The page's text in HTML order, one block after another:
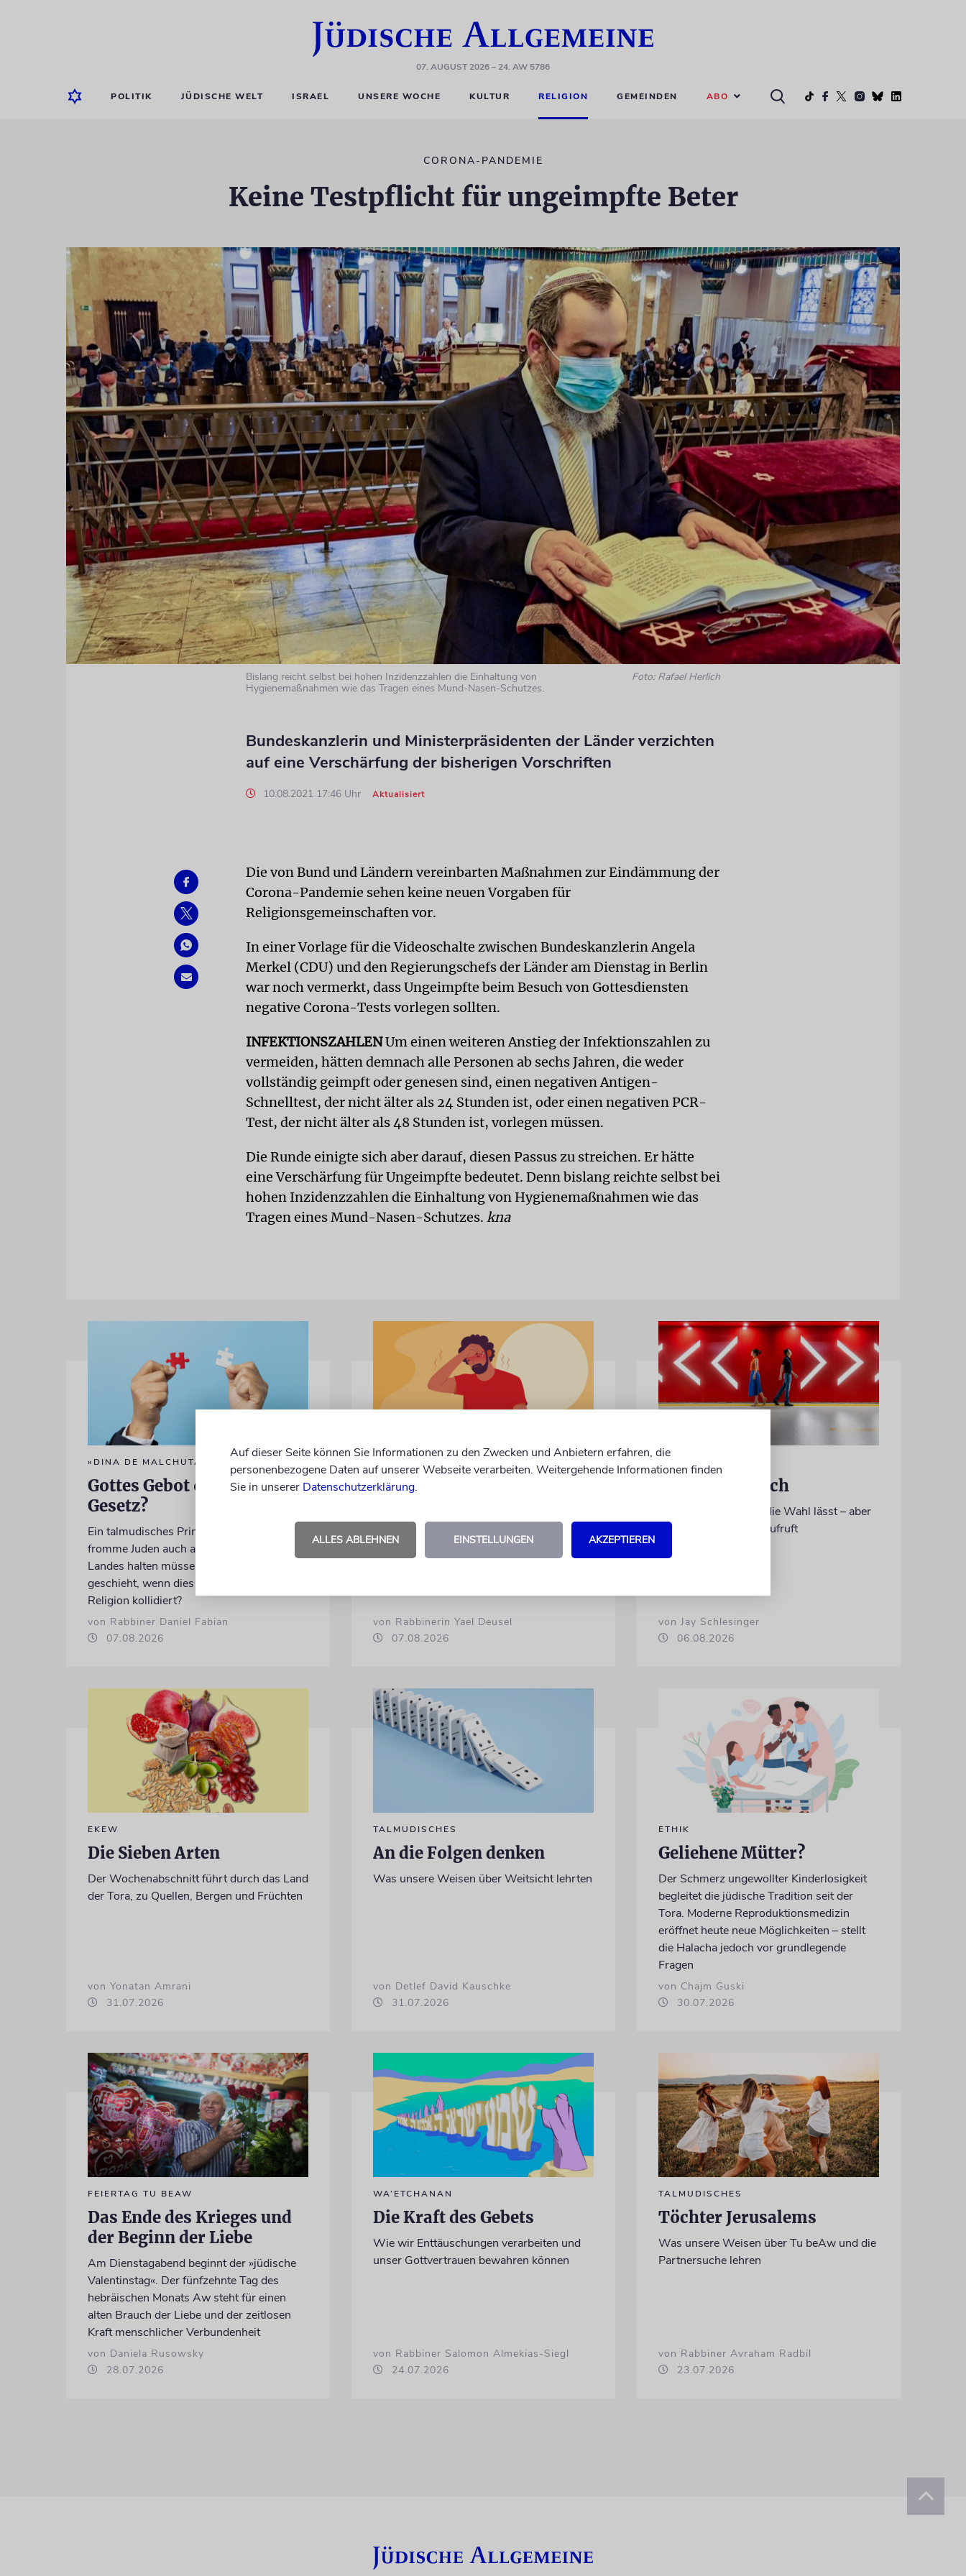
07. AUGUST 2026– 24. AW 5786
POLITIK JÜDISCHE WELT ISRAEL UNSERE WOCHE KULTUR RELIGION GEMEINDEN ABO
CORONA-PANDEMIE
Keine Testpflicht für ungeimpfte Beter
Bislang reicht selbst bei hohen Inzidenzzahlen die Einhaltung von
Hygienemaßnahmen wie das Tragen eines Mund-Nasen-Schutzes.
Foto: Rafael Herlich
Bundeskanzlerin und Ministerpräsidenten der Länder verzichten
auf eine Verschärfung der bisherigen Vorschriften
10.08.2021 17:46 Uhr Aktualisiert
Die von Bund und Ländern vereinbarten Maßnahmen zur Eindämmung der
Corona-Pandemie sehen keine neuen Vorgaben für
Religionsgemeinschaften vor.
In einer Vorlage für die Videoschalte zwischen Bundeskanzlerin Angela
Merkel (CDU) und den Regierungschefs der Länder am Dienstag in Berlin
war noch vermerkt, dass Ungeimpfte beim Besuch von Gottesdiensten
negative Corona-Tests vorlegen sollten.
INFEKTIONSZAHLENUm einen weiteren Anstieg der Infektionszahlen zu
vermeiden, hätten demnach alle Personen ab sechs Jahren, die weder
vollständig geimpft oder genesen sind, einen negativen Antigen-
Schnelltest, der nicht älter als 24 Stunden ist, oder einen negativen PCR-
Test, der nicht älter als 48 Stunden ist, vorlegen müssen.
Die Runde einigte sich aber darauf, diesen Passus zu streichen. Er hätte
eine Verschärfung für Ungeimpfte bedeutet. Denn bislang reichte selbst bei
hohen Inzidenzzahlen die Einhaltung von Hygienemaßnahmen wie das
Tragen eines Mund-Nasen-Schutzes. kna
»DINA DE MALCHUTA DINA«
Gottes Gebot oder Staates
Gesetz?
Ein talmudisches Prinzip besagt, dass sich
fromme Juden auch an das Gesetz ihres
Landes halten müssen. Doch was
geschieht, wenn dies mit den Pflichten der
Religion kollidiert?
von Rabbiner Daniel Fabian
07.08.2026
Durst
lebensspendende Kraft des Wassers lehren
von Rabbinerin Yael Deusel
07.08.2026
Segen und Fluch
Warum die Tora uns die Wahl lässt – aber
dennoch zum Leben aufruft
von Jay Schlesinger
06.08.2026
EKEW
Die Sieben Arten
Der Wochenabschnitt führt durch das Land
der Tora, zu Quellen, Bergen und Früchten
von Yonatan Amrani
31.07.2026
TALMUDISCHES
An die Folgen denken
Was unsere Weisen über Weitsicht lehrten
von Detlef David Kauschke
31.07.2026
ETHIK
Geliehene Mütter?
Der Schmerz ungewollter Kinderlosigkeit
begleitet die jüdische Tradition seit der
Tora. Moderne Reproduktionsmedizin
eröffnet heute neue Möglichkeiten – stellt
die Halacha jedoch vor grundlegende
Fragen
von Chajm Guski
30.07.2026
FEIERTAG TU BEAW
Das Ende des Krieges und
der Beginn der Liebe
Am Dienstagabend beginnt der »jüdische
Valentinstag«. Der fünfzehnte Tag des
hebräischen Monats Aw steht für einen
alten Brauch der Liebe und der zeitlosen
Kraft menschlicher Verbundenheit
von Daniela Rusowsky
28.07.2026
WA’ETCHANAN
Die Kraft des Gebets
Wie wir Enttäuschungen verarbeiten und
unser Gottvertrauen bewahren können
von Rabbiner Salomon Almekias-Siegl
24.07.2026
TALMUDISCHES
Töchter Jerusalems
Was unsere Weisen über Tu beAw und die
Partnersuche lehren
von Rabbiner Avraham Radbil
23.07.2026
Auf dieser Seite können Sie Informationen zu den Zwecken und Anbietern erfahren, die
personenbezogene Daten auf unserer Webseite verarbeiten. Weitergehende Informationen finden
Sie in unserer Datenschutzerklärung.
ALLES ABLEHNEN EINSTELLUNGEN AKZEPTIEREN